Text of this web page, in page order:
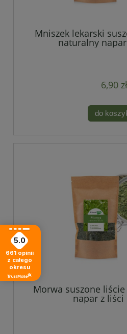
Mniszek lekarski
naturalny
6,90 zł
do
Morwa suszone
napar z
5.0
661 opinii
z całego
okresu